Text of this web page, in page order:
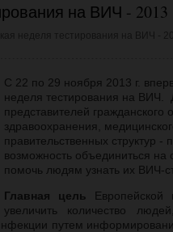
на ВИЧ - 2013
С 22 по 29 ноября 2013 г.
неделя тестирования на ВИЧ.
представителей гражданского
здравоохранения,
правительственных структур -
возможность объединиться
помочь людям узнать их ВИЧ-
Главная цель
увеличить количество
путем